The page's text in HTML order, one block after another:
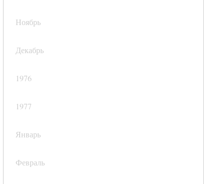
Ноябрь
Декабрь
1976
1977
Январь
Февраль